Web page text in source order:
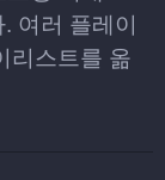
여러 플레이
리스트를 옮